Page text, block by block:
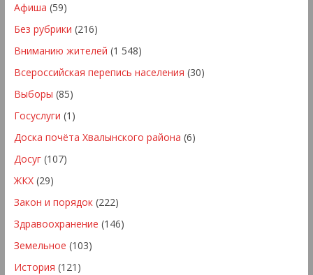
Афиша (59)
Без рубрики (216)
Вниманию жителей (1 548)
Всероссийская перепись населения (30)
Выборы (85)
Госуслуги (1)
Доска почёта Хвалынского района (6)
Досуг(107)
ЖКХ(29)
Закон и порядок(222)
Здравоохранение (146)
Земельное (103)
История (121)